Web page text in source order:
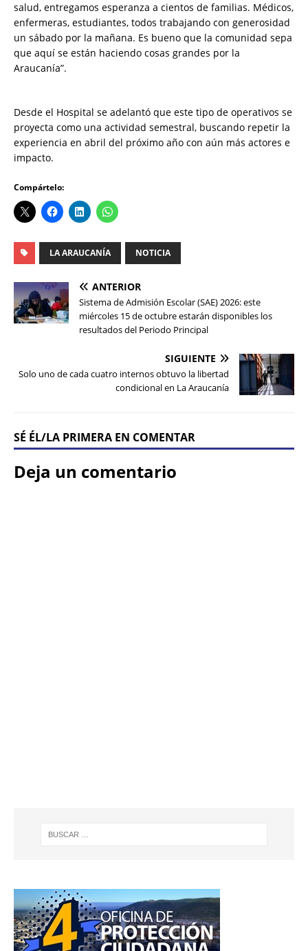
salud, entregamos esperanza a cientos de familias. Médicos,
enfermeras, estudiantes, todos trabajando con generosidad
un sábado por la mañana. Es bueno que la comunidad sepa
que aquí se están haciendo cosas grandes por la
Araucanía”.
Desde el Hospital se adelantó que este tipo de operativos se
proyecta como una actividad semestral, buscando repetir la
experiencia en abril del próximo año con aún más actores e
impacto.
Compártelo:
LA ARAUCANÍA NOTICIA
ANTERIOR
Sistema de Admisión Escolar (SAE) 2026: este
miércoles 15 de octubre estarán disponibles los
resultados del Periodo Principal
SIGUIENTE
Solo uno de cada cuatro internos obtuvo la libertad
condicional en La Araucanía
SÉ ÉL/LA PRIMERA EN COMENTAR
Deja un comentario